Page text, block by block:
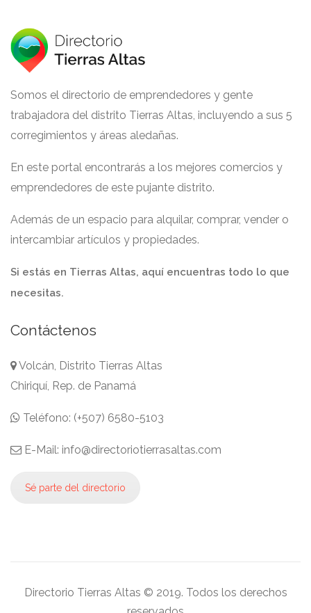
Somos el directorio de emprendedores y gente
trabajadora del distrito Tierras Altas, incluyendo a sus 5
corregimientos y áreas aledañas.
En este portal encontrarás a los mejores comercios y
emprendedores de este pujante distrito.
Además de un espacio para alquilar, comprar, vender o
intercambiar artículos y propiedades.
Si estás en Tierras Altas, aquí encuentras todo lo que
necesitas.
Contáctenos
Volcán, Distrito Tierras Altas
Chiriquí, Rep. de Panamá
Teléfono: (+507) 6580-5103
E-Mail: info@directoriotierrasaltas.com
Sé parte del directorio
Directorio Tierras Altas © 2019. Todos los derechos